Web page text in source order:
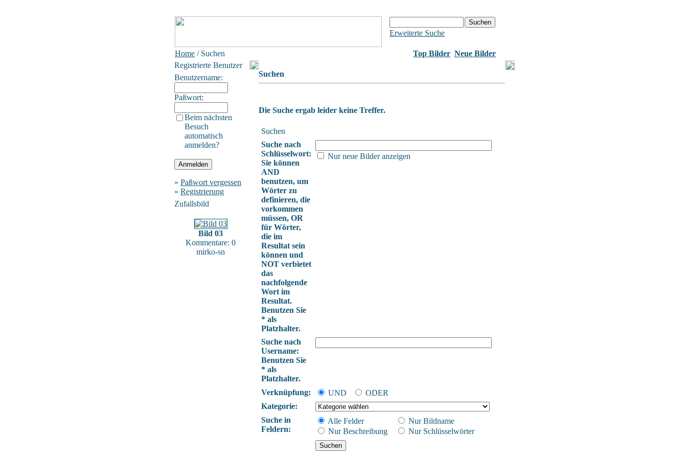
Erweiterte Suche
Home / Suchen Top Bilder Neue Bilder
Registrierte Benutzer
Benutzername:
Paßwort:
Beim nächsten
Besuch
automatisch
anmelden?
» Paßwort vergessen
» Registrierung
Zufallsbild
Bild 03
Kommentare: 0
mirko-sn
Suchen
Die Suche ergab leider keine Treffer.
Suchen
Suche nach
Schlüsselwort:
Sie können
AND
benutzen, um
Wörter zu
definieren, die
vorkommen
müssen, OR
für Wörter,
die im
Resultat sein
können und
NOT verbietet
das
nachfolgende
Wort im
Resultat.
Benutzen Sie
* als
Platzhalter.
Nur neue Bilder anzeigen
Suche nach
Username:
Benutzen Sie
* als
Platzhalter.
Verknüpfung:
UND
ODER
Kategorie:
Suche in
Feldern:
Alle Felder
Nur Bildname
Nur Beschreibung
Nur Schlüsselwörter